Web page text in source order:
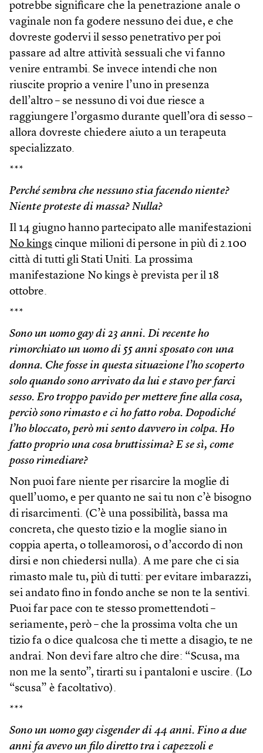
potrebbe significare che la penetrazione anale o
vaginale non fa godere nessuno dei due, e che
dovreste godervi il sesso penetrativo per poi
passare ad altre attività sessuali che vi fanno
venire entrambi. Se invece intendi che non
riuscite proprio a venire l’uno in presenza
dell’altro – se nessuno di voi due riesce a
raggiungere l’orgasmo durante quell’ora di sesso –
allora dovreste chiedere aiuto a un terapeuta
specializzato.
***
Perché sembra che nessuno stia facendo niente?
Niente proteste di massa? Nulla?
Il 14 giugno hanno partecipato alle manifestazioni
No kings cinque milioni di persone in più di 2.100
città di tutti gli Stati Uniti. La prossima
manifestazione No kings è prevista per il 18
ottobre.
***
Sono un uomo gay di 23 anni. Di recente ho
rimorchiato un uomo di 55 anni sposato con una
donna. Che fosse in questa situazione l’ho scoperto
solo quando sono arrivato da lui e stavo per farci
sesso. Ero troppo pavido per mettere fine alla cosa,
perciò sono rimasto e ci ho fatto roba. Dopodiché
l’ho bloccato, però mi sento davvero in colpa. Ho
fatto proprio una cosa bruttissima? E se sì, come
posso rimediare?
Non puoi fare niente per risarcire la moglie di
quell’uomo, e per quanto ne sai tu non c’è bisogno
di risarcimenti. (C’è una possibilità, bassa ma
concreta, che questo tizio e la moglie siano in
coppia aperta, o tolleamorosi, o d’accordo di non
dirsi e non chiedersi nulla). A me pare che ci sia
rimasto male tu, più di tutti: per evitare imbarazzi,
sei andato fino in fondo anche se non te la sentivi.
Puoi far pace con te stesso promettendoti –
seriamente, però – che la prossima volta che un
tizio fa o dice qualcosa che ti mette a disagio, te ne
andrai. Non devi fare altro che dire: “Scusa, ma
non me la sento”, tirarti su i pantaloni e uscire. (Lo
“scusa” è facoltativo).
***
Sono un uomo gay cisgender di 44 anni. Fino a due
anni fa avevo un filo diretto tra i capezzoli e